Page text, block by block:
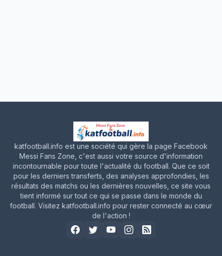
katfootball.info est une société qui gère la page Facebook
Messi Fans Zone, c'est aussi votre source d'information
incontournable pour toute l'actualité du football. Que ce soit
pour les derniers transferts, des analyses approfondies, les
résultats des matchs ou les dernières nouvelles, ce site vous
tient informé sur tout ce qui se passe dans le monde du
football. Visitez katfootball.info pour rester connecté au cœur
de l'action !